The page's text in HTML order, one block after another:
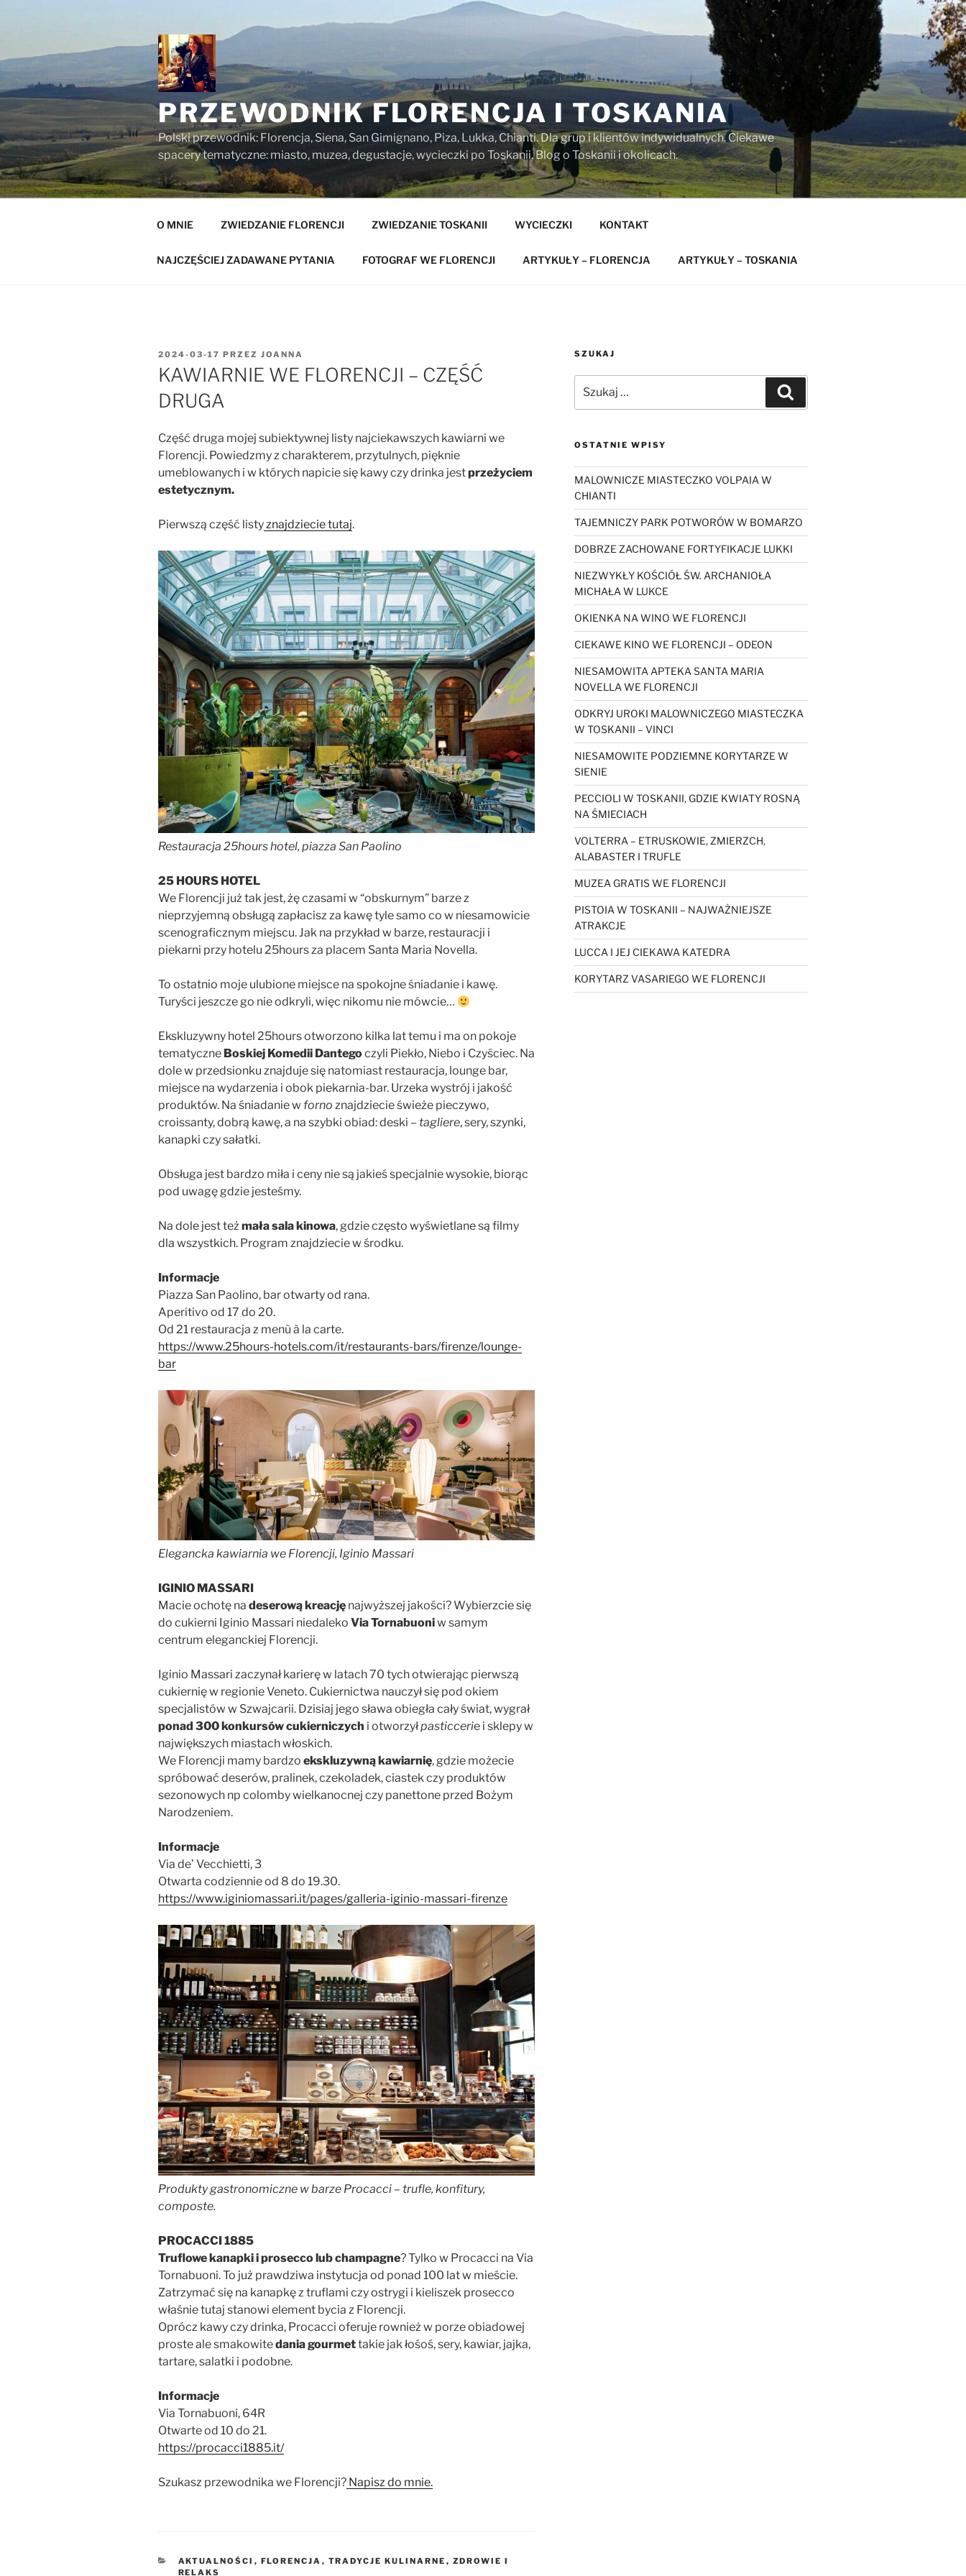
PRZEWODNIK FLORENCJA I TOSKANIA
Polski przewodnik: Florencja, Siena, San Gimignano, Piza, Lukka, Chianti. Dla grup i klientów indywidualnych. Ciekawe
spacery tematyczne: miasto, muzea, degustacje, wycieczki po Toskanii. Blog o Toskanii i okolicach.
O MNIE ZWIEDZANIE FLORENCJI ZWIEDZANIE TOSKANII WYCIECZKI KONTAKT
NAJCZĘŚCIEJ ZADAWANE PYTANIA FOTOGRAF WE FLORENCJI ARTYKUŁY – FLORENCJA ARTYKUŁY – TOSKANIA
OPUBLIKOWANE
W
2024-03-17 PRZEZ JOANNA
KAWIARNIE WE FLORENCJI – CZĘŚĆ
DRUGA
Część druga mojej subiektywnej listy najciekawszych kawiarni we
Florencji. Powiedzmy z charakterem, przytulnych, pięknie
umeblowanych i w których napicie się kawy czy drinka jestprzeżyciem
estetycznym.
Pierwszą część listyznajdziecie tutaj.
Restauracja 25hours hotel, piazza San Paolino
25 HOURS HOTEL
We Florencji już tak jest, żę czasami w “obskurnym” barze z
nieprzyjemną obsługą zapłacisz za kawę tyle samo co w niesamowicie
scenograficznym miejscu. Jak na przykład w barze, restauracji i
piekarni przy hotelu 25hours za placem Santa Maria Novella.
To ostatnio moje ulubione miejsce na spokojne śniadanie i kawę.
Turyści jeszcze go nie odkryli, więc nikomu nie mówcie…
Ekskluzywny hotel 25hours otworzono kilka lat temu i ma on pokoje
tematyczne Boskiej Komedii Dantegoczyli Piekło, Niebo i Czyściec. Na
dole w przedsionku znajduje się natomiast restauracja, lounge bar,
miejsce na wydarzenia i obok piekarnia-bar. Urzeka wystrój i jakość
produktów. Na śniadanie w forno znajdziecie świeże pieczywo,
croissanty, dobrą kawę, a na szybki obiad: deski – tagliere, sery, szynki,
kanapki czy sałatki.
Obsługa jest bardzo miła i ceny nie są jakieś specjalnie wysokie, biorąc
pod uwagę gdzie jesteśmy.
Na dole jest teżmała sala kinowa, gdzie często wyświetlane są filmy
dla wszystkich. Program znajdziecie w środku.
Informacje
Piazza San Paolino, bar otwarty od rana.
Aperitivo od 17 do 20.
Od 21 restauracja z menù à la carte.
https://www.25hours-hotels.com/it/restaurants-bars/firenze/lounge-
bar
Elegancka kawiarnia we Florencji, Iginio Massari
IGINIO MASSARI
Macie ochotę na deserową kreację najwyższej jakości? Wybierzcie się
do cukierni Iginio Massari niedaleko Via Tornabuoniw samym
centrum eleganckiej Florencji.
Iginio Massari zaczynał karierę w latach 70 tych otwierając pierwszą
cukiernię w regionie Veneto. Cukiernictwa nauczył się pod okiem
specjalistów w Szwajcarii. Dzisiaj jego sława obiegła cały świat, wygrał
ponad 300 konkursów cukierniczych i otworzyłpasticcerie i sklepy w
największych miastach włoskich.
We Florencji mamy bardzo ekskluzywną kawiarnię, gdzie możecie
spróbować deserów, pralinek, czekoladek, ciastek czy produktów
sezonowych np colomby wielkanocnej czy panettone przed Bożym
Narodzeniem.
Informacje
Via de’ Vecchietti, 3
Otwarta codziennie od 8 do 19.30.
https://www.iginiomassari.it/pages/galleria-iginio-massari-firenze
Produkty gastronomiczne w barze Procacci – trufle, konfitury,
composte.
PROCACCI 1885
Truflowe kanapki i prosecco lub champagne? Tylko w Procacci na Via
Tornabuoni. To już prawdziwa instytucja od ponad 100 lat w mieście.
Zatrzymać się na kanapkę z truflami czy ostrygi i kieliszek prosecco
właśnie tutaj stanowi element bycia z Florencji.
Oprócz kawy czy drinka, Procacci oferuje rownież w porze obiadowej
proste ale smakowitedania gourmettakie jak łośoś, sery, kawiar, jajka,
tartare, salatki i podobne.
Informacje
Via Tornabuoni, 64R
Otwarte od 10 do 21.
https://procacci1885.it/
Szukasz przewodnika we Florencji? Napisz do mnie.
KATEGORIE
AKTUALNOŚCI , FLORENCJA , TRADYCJE KULINARNE , ZDROWIE I
RELAKS
SZUKAJ
OSTATNIE WPISY
MALOWNICZE MIASTECZKO VOLPAIA W
CHIANTI
TAJEMNICZY PARK POTWORÓW W BOMARZO
DOBRZE ZACHOWANE FORTYFIKACJE LUKKI
NIEZWYKŁY KOŚCIÓŁ ŚW. ARCHANIOŁA
MICHAŁA W LUKCE
OKIENKA NA WINO WE FLORENCJI
CIEKAWE KINO WE FLORENCJI – ODEON
NIESAMOWITA APTEKA SANTA MARIA
NOVELLA WE FLORENCJI
ODKRYJ UROKI MALOWNICZEGO MIASTECZKA
W TOSKANII – VINCI
NIESAMOWITE PODZIEMNE KORYTARZE W
SIENIE
PECCIOLI W TOSKANII, GDZIE KWIATY ROSNĄ
NA ŚMIECIACH
VOLTERRA – ETRUSKOWIE, ZMIERZCH,
ALABASTER I TRUFLE
MUZEA GRATIS WE FLORENCJI
PISTOIA W TOSKANII – NAJWAŻNIEJSZE
ATRAKCJE
LUCCA I JEJ CIEKAWA KATEDRA
KORYTARZ VASARIEGO WE FLORENCJI